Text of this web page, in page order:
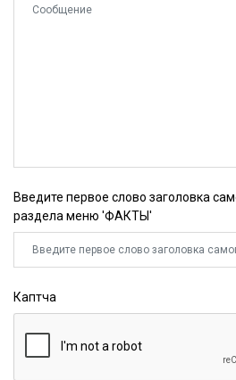
Введите первое слово заголовка
раздела меню 'ФАКТЫ'
Каптча